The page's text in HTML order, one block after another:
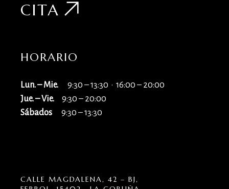
CITA
HORARIO
Lun. – Mie. 9:30 – 13:30 · 16:00 – 20:00
Jue. – Vie. 9:30 – 20:00
Sábados 9:30 – 13:30
CALLE MAGDALENA, 42 – BJ,